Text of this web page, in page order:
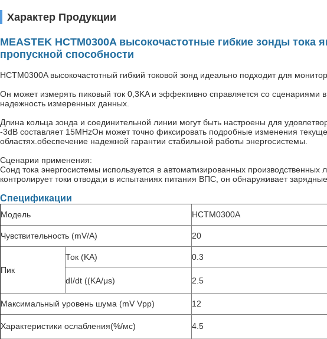
Характер Продукции
MEASTEK HCTM0300A высокочастотные гибкие зонды
пропускной способности
HCTM0300A высокочастотный гибкий токовой зонд идеально подходит для
Он может измерять пиковый ток 0,3KA и эффективно справляется со
надежность измеренных данных.
Длина кольца зонда и соединительной линии могут быть настроены для
-3dB составляет 15MHzОн может точно фиксировать подробные изменения
областях.обеспечение надежной гарантии стабильной работы энергосистемы.
Сценарии применения:
Сонд тока энергосистемы используется в автоматизированных
контролирует токи отвода;и в испытаниях питания ВПС, он обнаруживает
Спецификации
Модель HCTM0300A
Чувствительность (mV/A) 20
Пик
Ток (KA) 0.3
dI/dt ((KA/μs) 2.5
Максимальный уровень шума (mV Vpp) 12
Характеристики ослабления(%/мс) 4.5